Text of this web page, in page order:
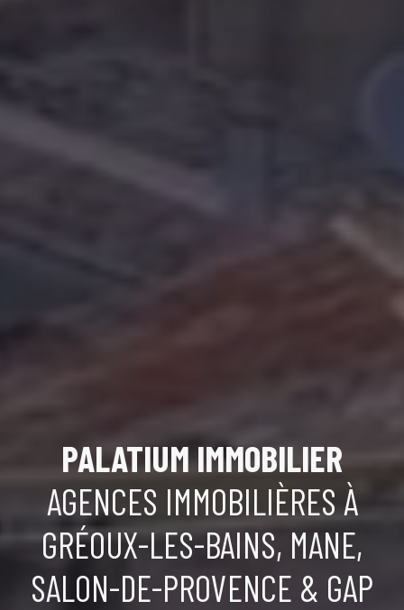
PALATIUM IMMOBILIER
AGENCES IMMOBILIÈRES À
GRÉOUX-LES-BAINS, MANE,
SALON-DE-PROVENCE & GAP